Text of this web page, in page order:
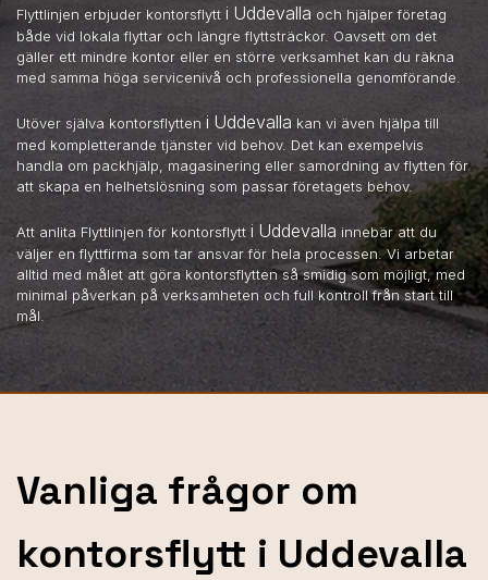
Flyttlinjen erbjuder kontorsflytt i Uddevalla och hjälper företag
både vid lokala flyttar och längre flyttsträckor. Oavsett om det
gäller ett mindre kontor eller en större verksamhet kan du räkna
med samma höga servicenivå och professionella genomförande.
Utöver själva kontorsflytten i Uddevalla kan vi även hjälpa till
med kompletterande tjänster vid behov. Det kan exempelvis
handla om packhjälp, magasinering eller samordning av flytten för
att skapa en helhetslösning som passar företagets behov.
Att anlita Flyttlinjen för kontorsflytt i Uddevalla innebär att du
väljer en flyttfirma som tar ansvar för hela processen. Vi arbetar
alltid med målet att göra kontorsflytten så smidig som möjligt, med
minimal påverkan på verksamheten och full kontroll från start till
mål.
Vanliga frågor om
kontorsflytt i Uddevalla